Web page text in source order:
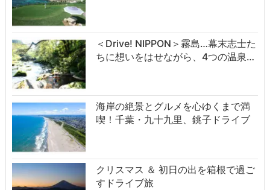
＜Drive! NIPPON＞霧島…幕末志士た
ちに想いをはせながら、4つの温泉…
海岸の絶景とグルメを心ゆくまで満
喫！千葉・九十九里、銚子ドライブ
クリスマス ＆ 初日の出を箱根で過ご
すドライブ旅